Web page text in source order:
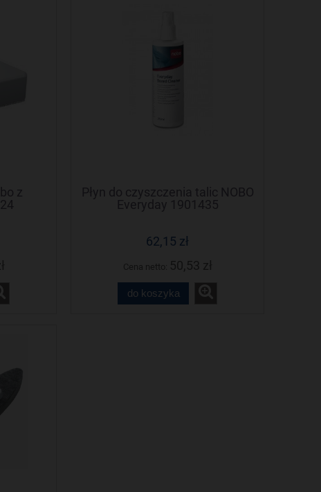
z
Płyn do czyszczenia talic NOBO
Everyday 1901435
62,15 zł
do koszyka